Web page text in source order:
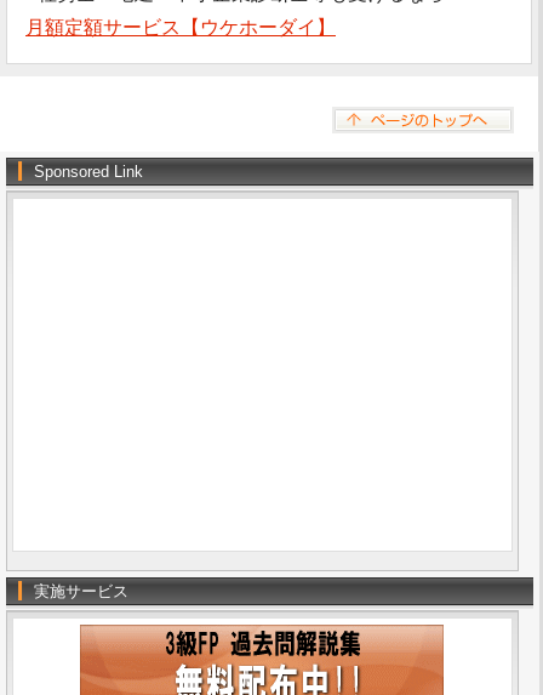
月額定額サービス【ウケホーダイ】
Sponsored Link
実施サービス